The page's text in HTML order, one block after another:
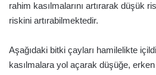
rahim kasılmalarını artırarak düşük
riskini artırabilmektedir.
Aşağıdaki bitki çayları hamilelikte
kasılmalara yol açarak düşüğe,